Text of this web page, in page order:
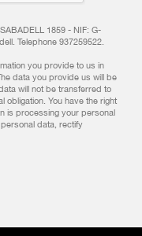
1859 - NIF: G-
Telephone 937259522.
you provide to us in
data you provide us will be
will not be transferred to
obligation. You have the right
is processing your personal
data, rectify